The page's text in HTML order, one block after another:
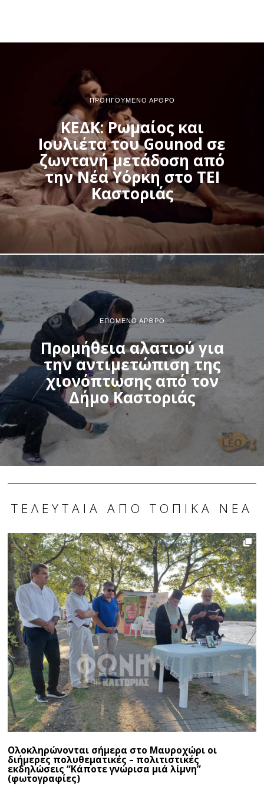
ΠΡΟΗΓΟΎΜΕΝΟ ΆΡΘΡΟ
ΚΕΔΚ: Ρωμαίος και
Ιουλιέτα του Gounod σε
ζωντανή μετάδοση από
την Νέα Υόρκη στο ΤΕΙ
Καστοριάς
ΕΠΌΜΕΝΟ ΆΡΘΡΟ
Προμήθεια αλατιού για
την αντιμετώπιση της
χιονόπτωσης από τον
Δήμο Καστοριάς
ΤΕΛΕΥΤΑΊΑ ΑΠΌ ΤΟΠΙΚΆ ΝΈΑ
Ολοκληρώνονται σήμερα στο Μαυροχώρι οι
διήμερες πολυθεματικές – πολιτιστικές
εκδηλώσεις “Κάποτε γνώρισα μιά λίμνη”
(φωτογραφίες)